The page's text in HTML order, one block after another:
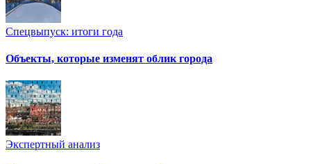
Спецвыпуск: итоги года
Объекты, которые изменят облик города
Экспертный анализ